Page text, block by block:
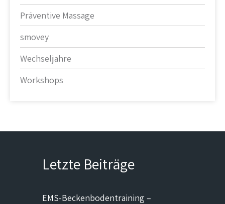
Präventive Massage
smovey
Wechseljahre
Workshops
Letzte Beiträge
EMS-Beckenbodentraining –